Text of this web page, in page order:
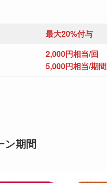
最大20%付与
2,000円相当/回
5,000円相当/期間
ン期間